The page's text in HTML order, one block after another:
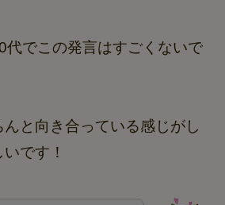
代でこの発言はすごくないで
と向き合っている感じがし
です！